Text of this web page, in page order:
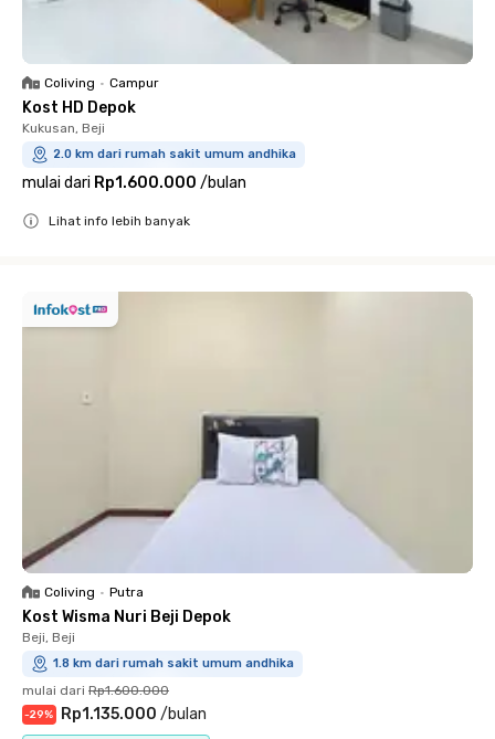
Coliving • Campur
Kost HD Depok
Kukusan, Beji
2.0 km dari rumah sakit umum andhika
mulai dari Rp1.600.000 /bulan
Lihat info lebih banyak
Coliving • Putra
Kost Wisma Nuri Beji Depok
Beji, Beji
1.8 km dari rumah sakit umum andhika
mulai dari Rp1.600.000
-29% Rp1.135.000 /bulan